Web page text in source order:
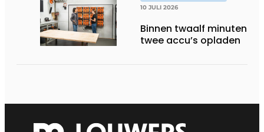
10 JULI 2026
Binnen twaalf minuten
twee accu’s opladen